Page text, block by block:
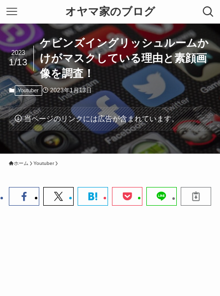
オヤマ家のブログ
ケビンズイングリッシュルームか
けがマスクしている理由と素顔画
像を調査！
2023
1/13
Youtuber 2023年1月13日
当ページのリンクには広告が含まれています。
ホーム Youtuber